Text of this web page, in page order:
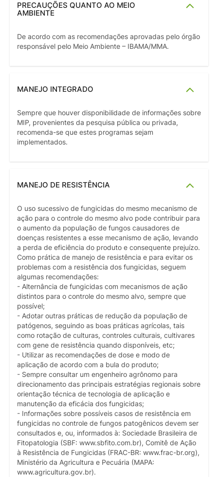
PRECAUÇÕES QUANTO AO MEIO
AMBIENTE
De acordo com as recomendações aprovadas pelo órgão
responsável pelo Meio Ambiente – IBAMA/MMA.
MANEJO INTEGRADO
Sempre que houver disponibilidade de informações sobre
MIP, provenientes da pesquisa pública ou privada,
recomenda-se que estes programas sejam
implementados.
MANEJO DE RESISTÊNCIA
O uso sucessivo de fungicidas do mesmo mecanismo de
ação para o controle do mesmo alvo pode contribuir para
o aumento da população de fungos causadores de
doenças resistentes a esse mecanismo de ação, levando
a perda de eficiência do produto e consequente prejuízo.
Como prática de manejo de resistência e para evitar os
problemas com a resistência dos fungicidas, seguem
algumas recomendações:
- Alternância de fungicidas com mecanismos de ação
distintos para o controle do mesmo alvo, sempre que
possível;
- Adotar outras práticas de redução da população de
patógenos, seguindo as boas práticas agrícolas, tais
como rotação de culturas, controles culturais, cultivares
com gene de resistência quando disponíveis, etc;
- Utilizar as recomendações de dose e modo de
aplicação de acordo com a bula do produto;
- Sempre consultar um engenheiro agrônomo para
direcionamento das principais estratégias regionais sobre
orientação técnica de tecnologia de aplicação e
manutenção da eficácia dos fungicidas;
- Informações sobre possíveis casos de resistência em
fungicidas no controle de fungos patogênicos devem ser
consultados e, ou, informados à: Sociedade Brasileira de
Fitopatologia (SBF: www.sbfito.com.br), Comitê de Ação
à Resistência de Fungicidas (FRAC-BR: www.frac-br.org),
Ministério da Agricultura e Pecuária (MAPA:
www.agricultura.gov.br).